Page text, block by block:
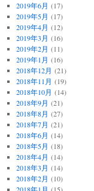
2019年6月 (17)
2019年5月 (17)
2019年4月 (12)
2019年3月 (16)
2019年2月 (11)
2019年1月 (16)
2018年12月 (21)
2018年11月 (19)
2018年10月 (14)
2018年9月 (21)
2018年8月 (27)
2018年7月 (21)
2018年6月 (14)
2018年5月 (18)
2018年4月 (14)
2018年3月 (14)
2018年2月 (10)